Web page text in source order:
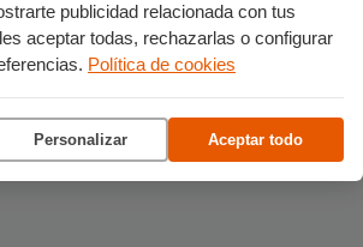
publicidad relacionada con tus
aceptar todas, rechazarlas o configurar
Política de cookies
Personalizar Aceptar todo